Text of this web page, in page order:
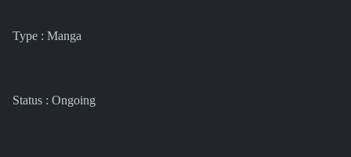
Type : Manga
Status : Ongoing